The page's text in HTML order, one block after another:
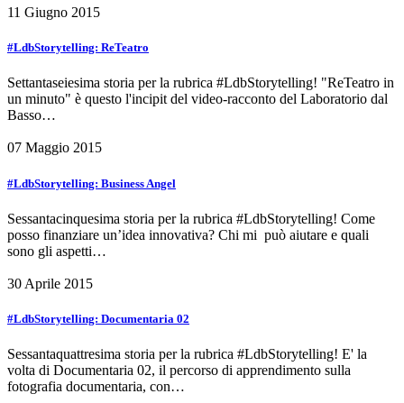
11 Giugno 2015
#LdbStorytelling: ReTeatro
Settantaseiesima storia per la rubrica #LdbStorytelling! "ReTeatro in
un minuto" è questo l'incipit del video-racconto del Laboratorio dal
Basso…
07 Maggio 2015
#LdbStorytelling: Business Angel
Sessantacinquesima storia per la rubrica #LdbStorytelling! Come
posso finanziare un’idea innovativa? Chi mi può aiutare e quali
sono gli aspetti…
30 Aprile 2015
#LdbStorytelling: Documentaria 02
Sessantaquattresima storia per la rubrica #LdbStorytelling! E' la
volta di Documentaria 02, il percorso di apprendimento sulla
fotografia documentaria, con…